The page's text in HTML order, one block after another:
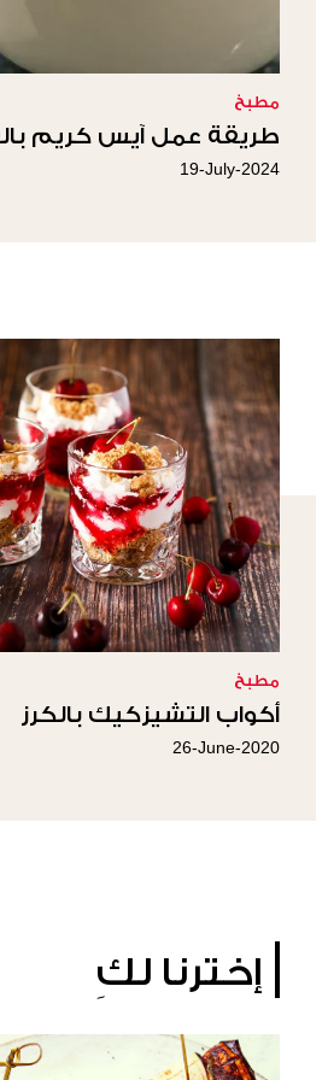
مطبخ
طريقة عمل آيس كريم
19-July-2024
مطبخ
أكواب التشيزكيك بالكرز
26-June-2020
إخترنا لكِ